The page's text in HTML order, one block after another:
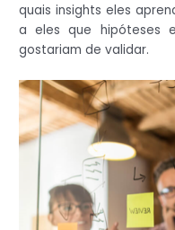
quais insights eles
a eles que hipóteses
gostariam de validar.